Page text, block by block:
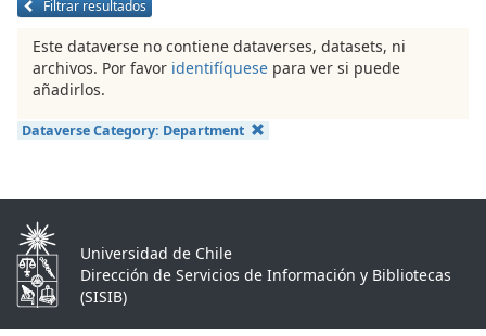
Filtrar resultados
Este dataverse no contiene dataverses, datasets, ni
archivos. Por favor identifíquese para ver si puede
añadirlos.
Dataverse Category: Department
Universidad de Chile
Dirección de Servicios de Información y Bibliotecas
(SISIB)